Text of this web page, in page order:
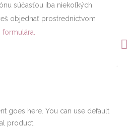
súčasťou iba niekoľkých
objednať prostredníctvom
goes here. You can use default
product.